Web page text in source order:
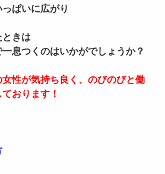
ぱいに広がり
きは
息つくのはいかがでしょうか？
性が気持ち良く、のびのびと働
おります！